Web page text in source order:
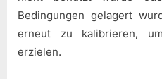
Bedingungen gelagert
erneut zu kalibrieren,
erzielen.